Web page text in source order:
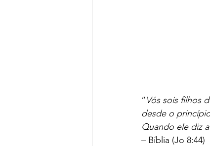
“Vós sois filhos
desde o
Quando ele diz
– Bíblia (Jo 8:44)